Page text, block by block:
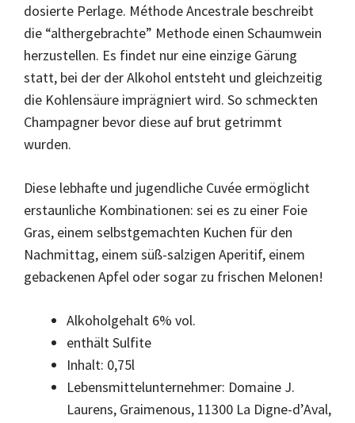
dosierte Perlage. Méthode Ancestrale beschreibt
die “althergebrachte” Methode einen Schaumwein
herzustellen. Es findet nur eine einzige Gärung
statt, bei der der Alkohol entsteht und gleichzeitig
die Kohlensäure imprägniert wird. So schmeckten
Champagner bevor diese auf brut getrimmt
wurden.
Diese lebhafte und jugendliche Cuvée ermöglicht
erstaunliche Kombinationen: sei es zu einer Foie
Gras, einem selbstgemachten Kuchen für den
Nachmittag, einem süß-salzigen Aperitif, einem
gebackenen Apfel oder sogar zu frischen Melonen!
Alkoholgehalt 6% vol.
enthält Sulfite
Inhalt: 0,75l
Lebensmittelunternehmer: Domaine J.
Laurens, Graimenous, 11300 La Digne-d’Aval,